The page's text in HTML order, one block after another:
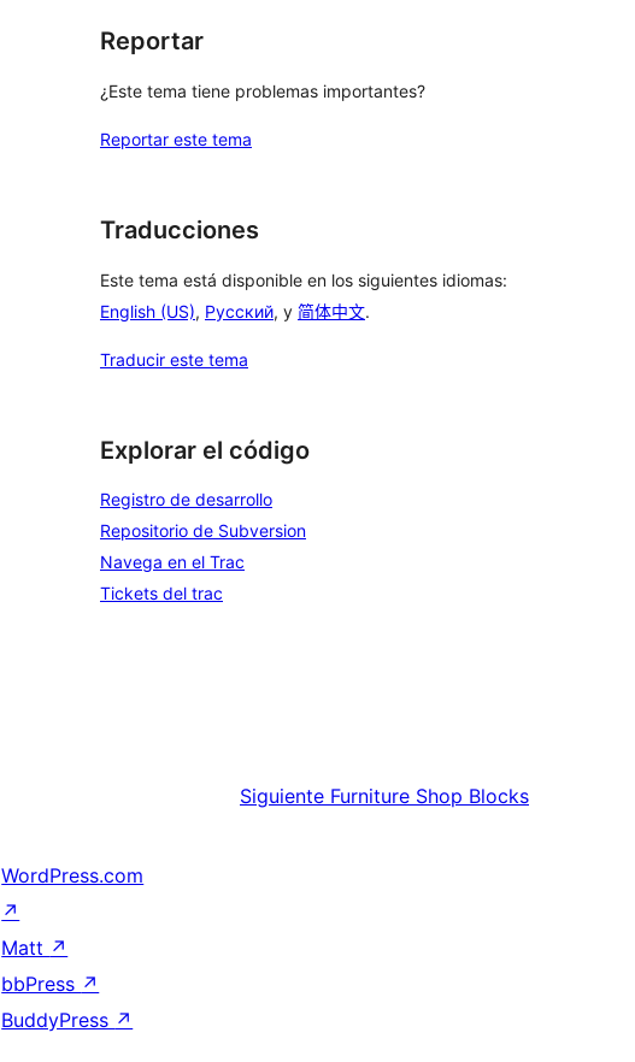
Reportar
¿Este tema tiene problemas importantes?
Reportar este tema
Traducciones
Este tema está disponible en los siguientes idiomas:
English (US), Русский, y 简体中文.
Traducir este tema
Explorar el código
Registro de desarrollo
Repositorio de Subversion
Navega en el Trac
Tickets del trac
Siguiente Furniture Shop Blocks
WordPress.com
↗
Matt ↗
bbPress ↗
BuddyPress ↗